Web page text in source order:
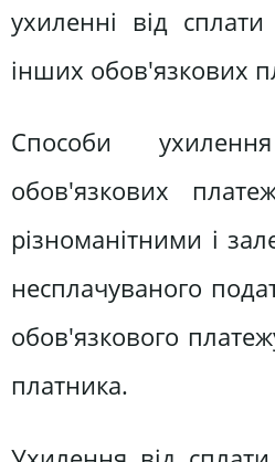
ухиленні від сплати
інших обов'язкових
Способи
обов'язкових
різноманітними і
несплачуваного
обов'язкового
платника.